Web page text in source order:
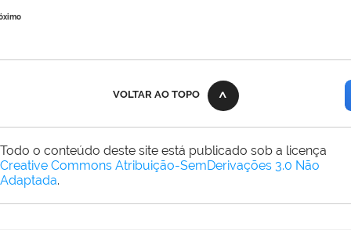
VOLTAR AO TOPO
Todo o conteúdo deste site está publicado sob a licença
Creative Commons Atribuição-SemDerivações 3.0 Não
Adaptada.